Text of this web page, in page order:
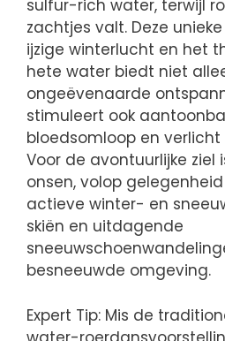
sulfur-rich water, terwijl
zachtjes valt. Deze
ijzige winterlucht en het
hete water biedt niet
ongeëvenaarde
stimuleert ook
bloedsomloop en
Voor de avontuurlijke ziel
onsen, volop
actieve winter- en
skiën en uitdagende
besneeuwde omgeving.
Expert Tip: Mis de